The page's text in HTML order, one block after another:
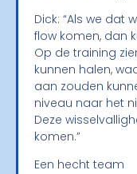
Dick: “Als we dat
flow komen, dan
Op de training
kunnen halen,
aan zouden
niveau naar het
Deze
komen.”
Een hecht team